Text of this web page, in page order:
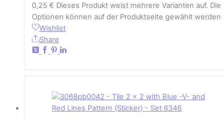
0,25 € Dieses Produkt weist mehrere Varianten auf. Die
Optionen können auf der Produktseite gewählt werden
Wishlist
Share